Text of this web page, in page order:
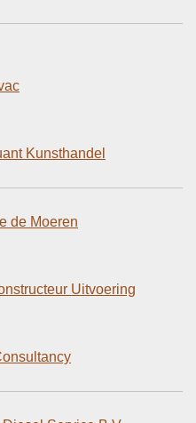
Kunsthandel
de Moeren
Uitvoering